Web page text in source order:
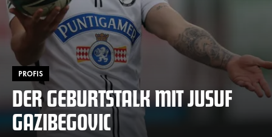
PROFIS
DER GEBURTSTALK MIT JUSUF
GAZIBEGOVIC